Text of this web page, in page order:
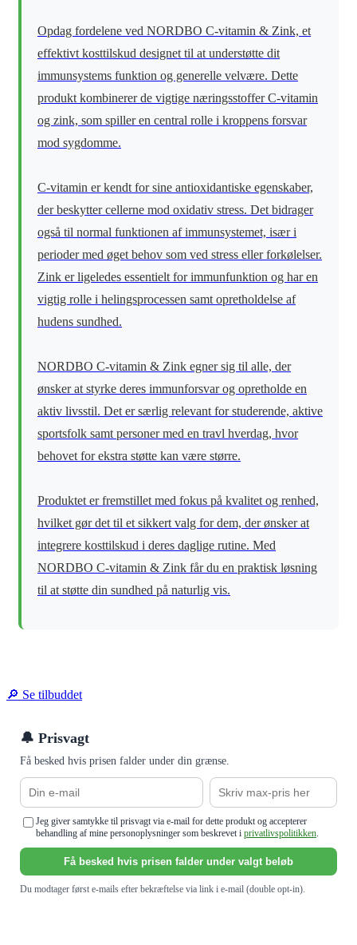
Opdag fordelene ved NORDBO C-vitamin & Zink, et
effektivt kosttilskud designet til at understøtte dit
immunsystems funktion og generelle velvære. Dette
produkt kombinerer de vigtige næringsstoffer C-vitamin
og zink, som spiller en central rolle i kroppens forsvar
mod sygdomme.
C-vitamin er kendt for sine antioxidantiske egenskaber,
der beskytter cellerne mod oxidativ stress. Det bidrager
også til normal funktionen af immunsystemet, især i
perioder med øget behov som ved stress eller forkølelser.
Zink er ligeledes essentielt for immunfunktion og har en
vigtig rolle i helingsprocessen samt opretholdelse af
hudens sundhed.
NORDBO C-vitamin & Zink egner sig til alle, der
ønsker at styrke deres immunforsvar og opretholde en
aktiv livsstil. Det er særlig relevant for studerende, aktive
sportsfolk samt personer med en travl hverdag, hvor
behovet for ekstra støtte kan være større.
Produktet er fremstillet med fokus på kvalitet og renhed,
hvilket gør det til et sikkert valg for dem, der ønsker at
integrere kosttilskud i deres daglige rutine. Med
NORDBO C-vitamin & Zink får du en praktisk løsning
til at støtte din sundhed på naturlig vis.
🔎 Se tilbuddet
🔔 Prisvagt
Få besked hvis prisen falder under din grænse.
Jeg giver samtykke til prisvagt via e-mail for dette produkt og accepterer
behandling af mine personoplysninger som beskrevet i privatlivspolitikken.
Få besked hvis prisen falder under valgt beløb
Du modtager først e-mails efter bekræftelse via link i e-mail (double opt-in).